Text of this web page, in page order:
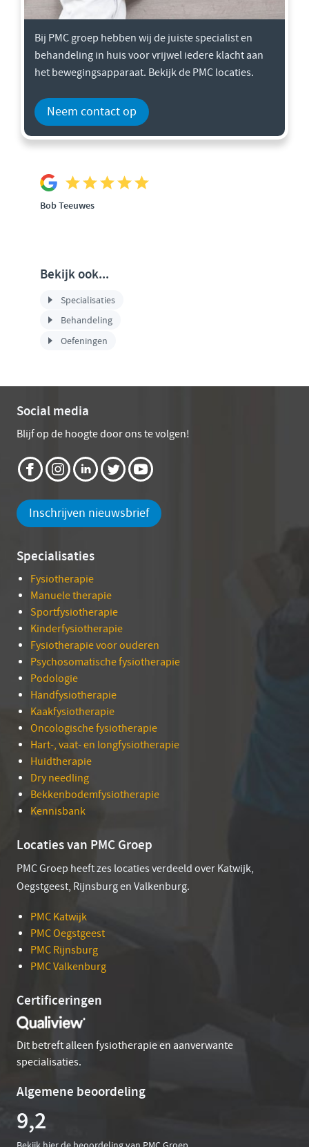
Bij PMC groep hebben wij de juiste specialist en
behandeling in huis voor vrijwel iedere klacht aan
het bewegingsapparaat. Bekijk de PMC locaties.
Neem contact op
Bob Teeuwes
Bekijk ook...
Specialisaties
Behandeling
Oefeningen
Social media
Blijf op de hoogte door ons te volgen!
Inschrijven nieuwsbrief
Specialisaties
Fysiotherapie
Manuele therapie
Sportfysiotherapie
Kinderfysiotherapie
Fysiotherapie voor ouderen
Psychosomatische fysiotherapie
Podologie
Handfysiotherapie
Kaakfysiotherapie
Oncologische fysiotherapie
Hart-, vaat- en longfysiotherapie
Huidtherapie
Dry needling
Bekkenbodemfysiotherapie
Kennisbank
Locaties van PMC Groep
PMC Groep heeft zes locaties verdeeld over Katwijk,
Oegstgeest, Rijnsburg en Valkenburg.
PMC Katwijk
PMC Oegstgeest
PMC Rijnsburg
PMC Valkenburg
Certificeringen
Dit betreft alleen fysiotherapie en aanverwante
specialisaties.
Algemene beoordeling
9,2